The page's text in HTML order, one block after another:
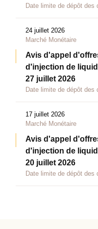
Date limite de dépôt des
24 juillet 2026
Marché Monétaire
Avis d'appel
d'injection de
27 juillet 2026
Date limite de dépôt des
17 juillet 2026
Marché Monétaire
Avis d'appel
d'injection de
20 juillet 2026
Date limite de dépôt des